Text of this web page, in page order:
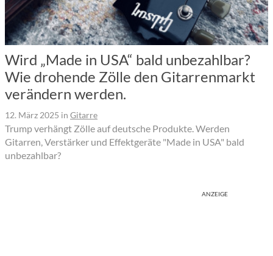
Wird „Made in USA“ bald unbezahlbar?
Wie drohende Zölle den Gitarrenmarkt
verändern werden.
12. März 2025 in Gitarre
Trump verhängt Zölle auf deutsche Produkte. Werden
Gitarren, Verstärker und Effektgeräte "Made in USA" bald
unbezahlbar?
ANZEIGE